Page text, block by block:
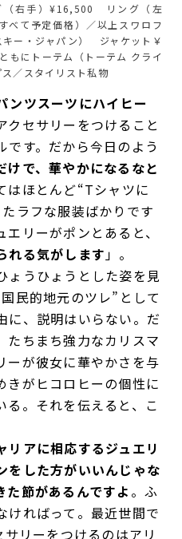
右手）¥16,500 リング（左
て予定価格）／以上スワロフ
キー・ジャパン） ジャケット￥
にトーテム（トーテム クライ
／スタイリスト私物
ンツスーツにハイヒー
クセサリーをつけること
です。だから今日のよう
けで、華やかになるなと
はほとんど“Tシャツに
ラフな服装ばかりです
リーがポンとあると、
れる気がします 」。
ょうひょうとした姿を見
民的地元のツレ”として
に、説明はいらない。だ
たちまち強力なカリスマ
ーが彼女に華やかさを与
きがヒコロヒーの個性に
る。それを伝えると、こ
リアに相応するジュエリ
をした方がいいんじゃな
た節があるんですよ 。ふ
ければって。最近世間で
リーをつけるのはアリ